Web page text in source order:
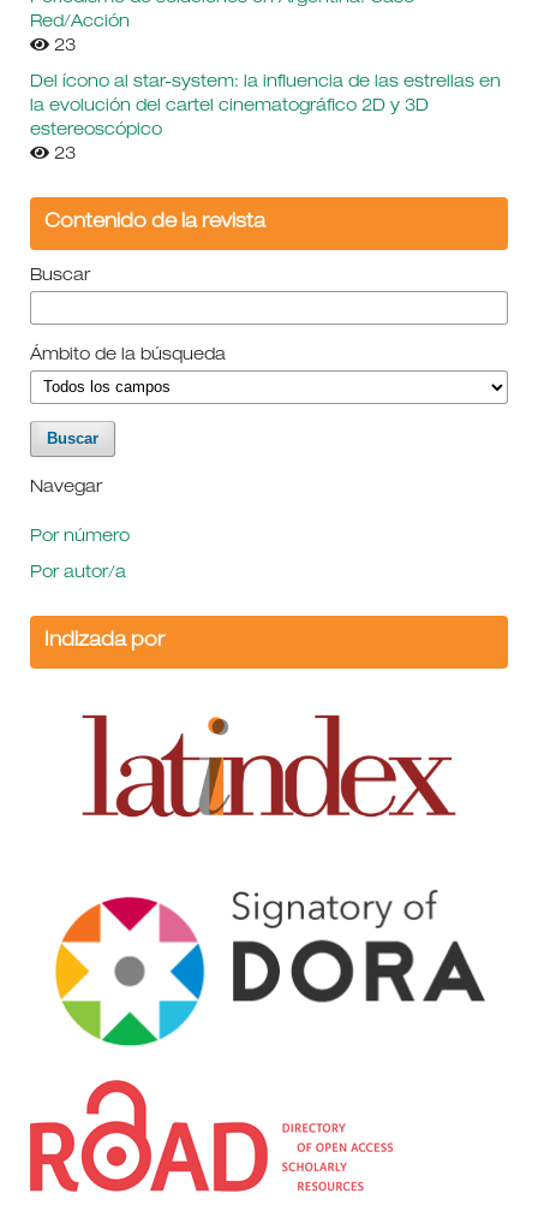
Red/Acción
23
Del ícono al star-system: la influencia de las estrellas en
la evolución del cartel cinematográfico 2D y 3D
estereoscópico
23
Contenido de la revista
Buscar
Ámbito de la búsqueda
Navegar
Por número
Por autor/a
Indizada por